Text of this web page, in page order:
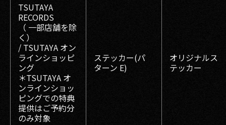
TSUTAYA
RECORDS
（ 一部店舗を除
く）
/ TSUTAYA オン
ラインショッピ
ング
＊TSUTAYA オ
ンラインショッ
ピングでの特典
提供はご予約分
のみ対象
ステッカー(パ
ターン E)
オリジナルス
テッカー